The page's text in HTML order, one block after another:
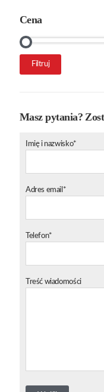
Cena
Cena
Cena
Filtruj
Masz pytania?
Imię i nazwisko*
Adres email*
Telefon*
Treść wiadomości